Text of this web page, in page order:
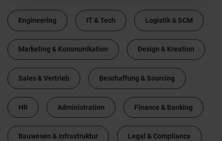
Engineering IT & Tech Logistik & SCM
Marketing & Kommunikation Design & Kreation
Sales & Vertrieb Beschaffung & Sourcing
HR Administration Finance & Banking
Bauwesen & Infrastruktur Legal & Compliance